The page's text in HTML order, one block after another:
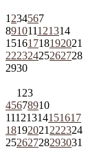
1 234567
891011121314
15161718192021
22232425262728
2930
1 23
45678910
11121314151617
18192021 222324
25262728293031